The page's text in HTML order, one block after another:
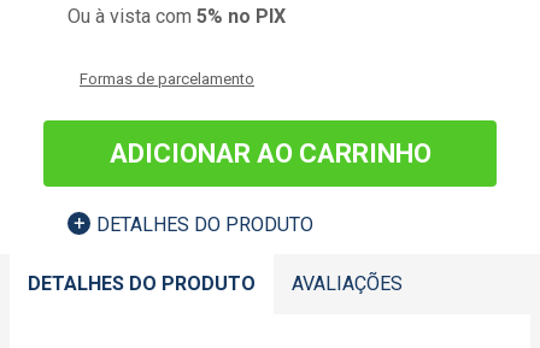
Ou à vista com 5% no PIX
Formas de parcelamento
ADICIONAR AO CARRINHO
DETALHES DO PRODUTO
DETALHES DO PRODUTO AVALIAÇÕES